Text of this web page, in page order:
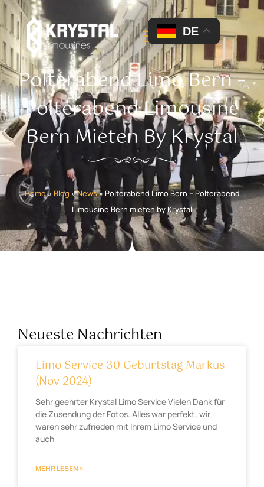
Polterabend Limo Bern –
Polterabend Limousine
Bern Mieten By Krystal
Home»Blog »News» Polterabend Limo Bern – Polterabend
Limousine Bern mieten by Krystal
Neueste Nachrichten
Limo Service 30 Geburtstag Markus
(Nov 2024)
Sehr geehrter Krystal Limo Service Vielen Dank für
die Zusendung der Fotos. Alles war perfekt, wir
waren sehr zufrieden mit Ihrem Limo Service und
auch
MEHR LESEN »
DE